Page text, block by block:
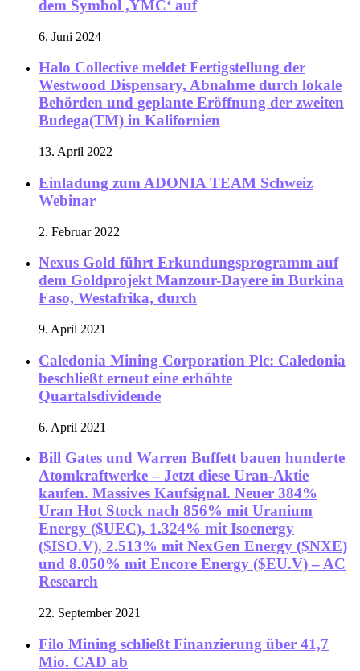
dem Symbol ,YMC‘ auf
6. Juni 2024
Halo Collective meldet Fertigstellung der
Westwood Dispensary, Abnahme durch lokale
Behörden und geplante Eröffnung der zweiten
Budega(TM) in Kalifornien
13. April 2022
Einladung zum ADONIA TEAM Schweiz
Webinar
2. Februar 2022
Nexus Gold führt Erkundungsprogramm auf
dem Goldprojekt Manzour-Dayere in Burkina
Faso, Westafrika, durch
9. April 2021
Caledonia Mining Corporation Plc: Caledonia
beschließt erneut eine erhöhte
Quartalsdividende
6. April 2021
Bill Gates und Warren Buffett bauen hunderte
Atomkraftwerke – Jetzt diese Uran-Aktie
kaufen. Massives Kaufsignal. Neuer 384%
Uran Hot Stock nach 856% mit Uranium
Energy ($UEC), 1.324% mit Isoenergy
($ISO.V), 2.513% mit NexGen Energy ($NXE)
und 8.050% mit Encore Energy ($EU.V) – AC
Research
22. September 2021
Filo Mining schließt Finanzierung über 41,7
Mio. CAD ab